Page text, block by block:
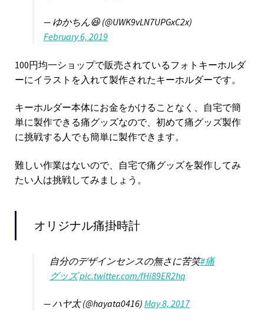
— ゆかちん😆 (@UWK9vLN7UPGxC2x)
February 6, 2019
100円均一ショップで販売されているフォトキーホルダ
ーにイラストを入れて製作されたキーホルダーです。
キーホルダー本体にお金をかけることなく、自宅で簡
単に製作できる痛グッズなので、初めて痛グッズ製作
に挑戦する人でも簡単に製作できます。
難しい作業はないので、自宅で痛グッズを製作してみ
たい人は挑戦してみましょう。
オリジナル痛掛時計
自分のデザインセンスの無さに苦笑#痛
グッズpic.twitter.com/fHi89ER2hq
— ハヤ太 (@hayata0416) May 8, 2017